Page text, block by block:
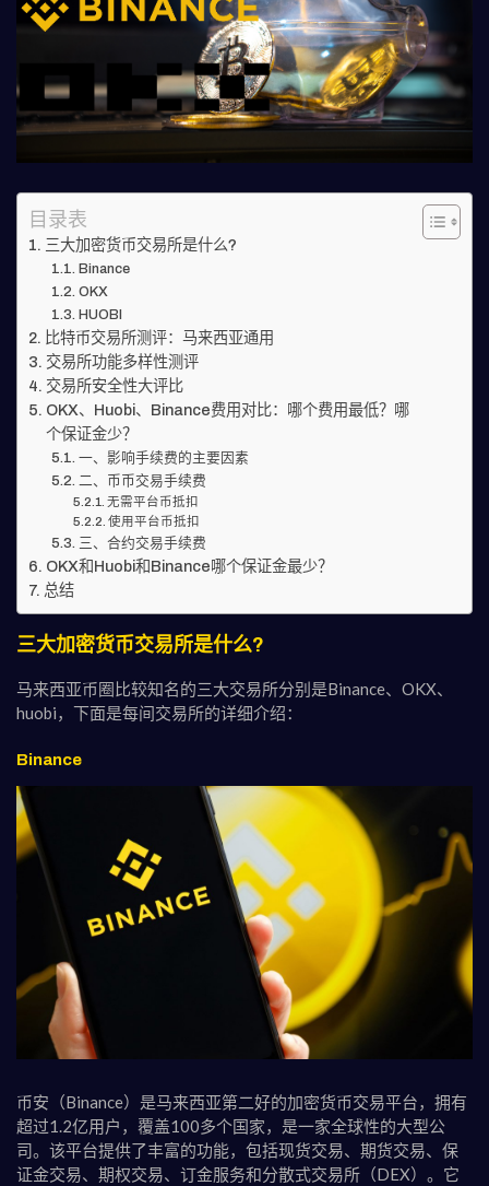
目录表
三大加密货币交易所是什么?
Binance
OKX
HUOBI
比特币交易所测评：马来西亚通用
交易所功能多样性测评
交易所安全性大评比
OKX、Huobi、Binance费用对比：哪个费用最低？哪
个保证金少？
一、影响手续费的主要因素
二、币币交易手续费
无需平台币抵扣
使用平台币抵扣
三、合约交易手续费
OKX和Huobi和Binance哪个保证金最少？
总结
三大加密货币交易所是什么?
马来西亚币圈比较知名的三大交易所分别是Binance、OKX、
huobi，下面是每间交易所的详细介绍：
Binance
币安（Binance）是马来西亚第二好的加密货币交易平台，拥有
超过1.2亿用户，覆盖100多个国家，是一家全球性的大型公
司。该平台提供了丰富的功能，包括现货交易、期货交易、保
证金交易、期权交易、订金服务和分散式交易所（DEX）。它